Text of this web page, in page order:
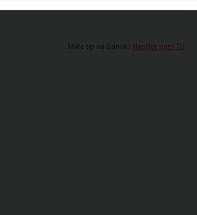
Máte tip na článok? Napíšte nám TU